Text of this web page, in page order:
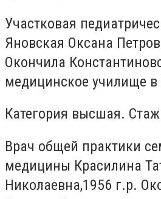
Участковая
Яновская Оксана
Окончила
медицинское училище в
Категория высшая.
Врач общей практики
медицины Красилина
Николаевна,1956 г.р.